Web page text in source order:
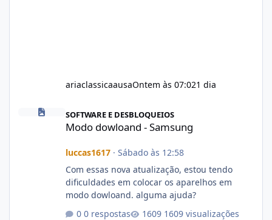
ariaclassicaausaOntem às 07:021 dia
SOFTWARE E DESBLOQUEIOS
Modo dowloand - Samsung
luccas1617· Sábado às 12:58
Com essas nova atualização, estou tendo
dificuldades em colocar os aparelhos em
modo dowloand. alguma ajuda?
0 respostas
1609 visualizações